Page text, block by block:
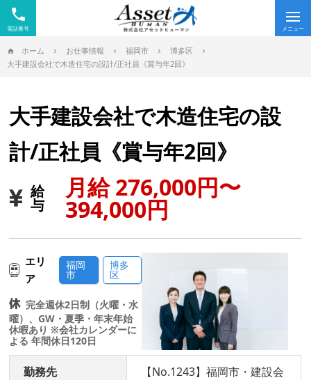
phone
ホーム お仕事情報 福岡市
博多区
大手建設会社で木造住宅の設計/正社員《賞与年2回》
大手建設会社で木造住宅の設
計/正社員《賞与年2回》
給
与
月給 276,000円〜
394,000円
エリ
ア
福岡
市
博多
区
完全週休2日制（火曜・水
曜）、GW・夏季・年末年始
休暇あり ※会社カレンダーに
よる 年間休日120日
勤務先
【No.1243】福岡市・建設会